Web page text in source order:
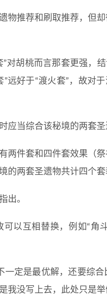
物推荐和刷取推荐，但
对胡桃而言那套更强，
远好于“渡火套”，故对
应当综合该秘境的两套圣
两件套和四件套效果（
的两套圣遗物共计四个套
出。
以互相替换，例如“角
一定是最优解，还要综
我没写上去，此处只是举